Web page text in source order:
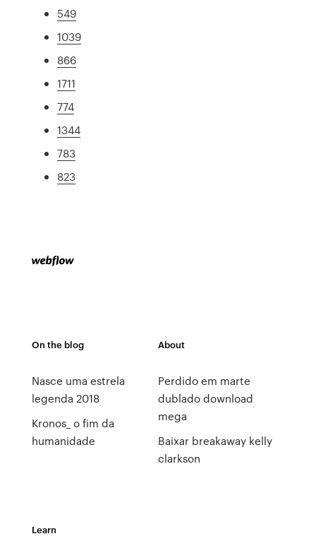
549
1039
866
1711
774
1344
783
823
On the blog
Nasce uma estrela
legenda 2018
Kronos_ o fim da
humanidade
About
Perdido em marte
dublado download
mega
Baixar breakaway kelly
clarkson
Learn